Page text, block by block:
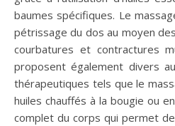
baumes spécifiques. Le
pétrissage du dos au moyen
courbatures et contractures
proposent également divers
thérapeutiques tels que le
huiles chauffés à la bougie ou
complet du corps qui permet